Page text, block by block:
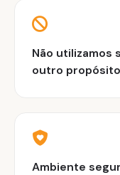
Não utilizamos
outro
Ambiente